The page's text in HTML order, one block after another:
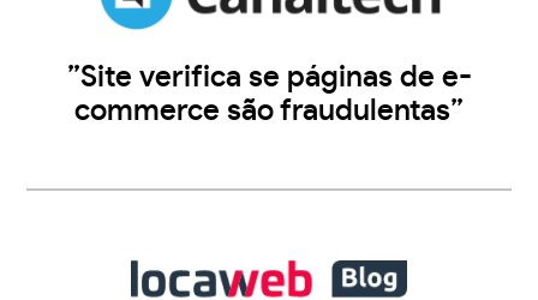
”Site verifica se páginas de e-
commerce são fraudulentas”